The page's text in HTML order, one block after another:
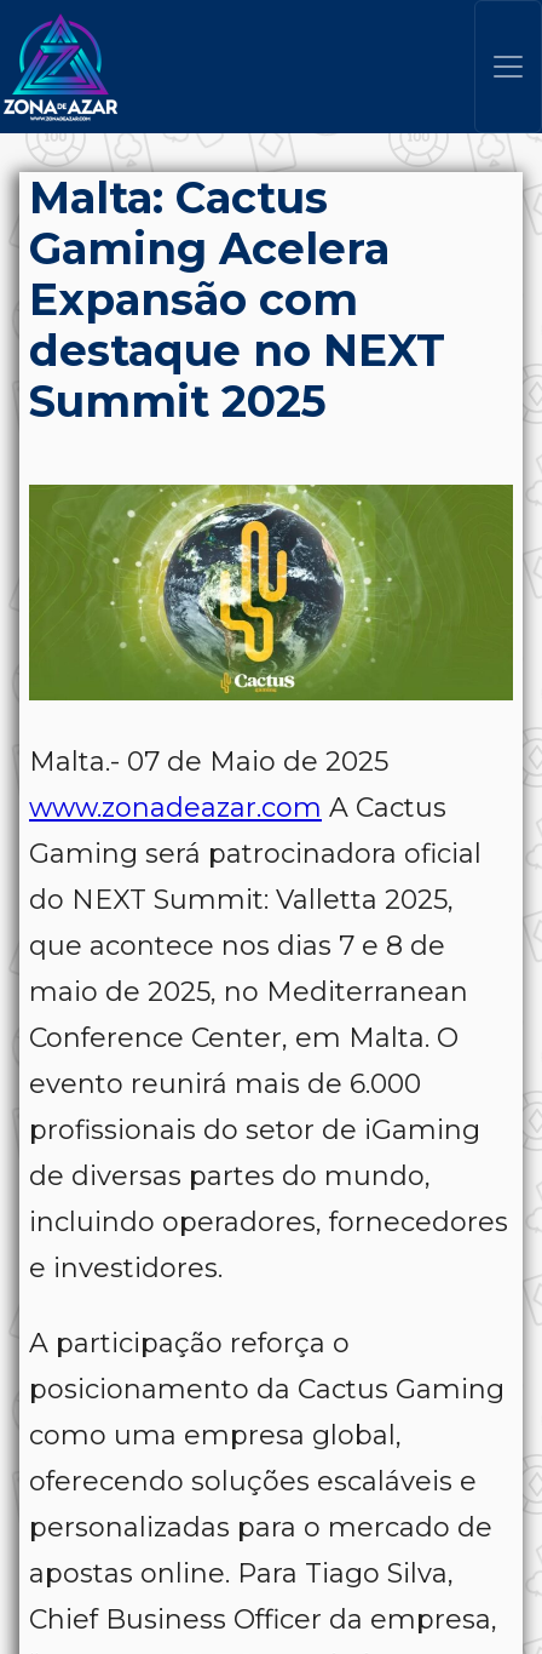
Malta: Cactus
Gaming Acelera
Expansão com
destaque no NEXT
Summit 2025
Malta.- 07 de Maio de 2025
www.zonadeazar.com A Cactus
Gaming será patrocinadora oficial
do NEXT Summit: Valletta 2025,
que acontece nos dias 7 e 8 de
maio de 2025, no Mediterranean
Conference Center, em Malta. O
evento reunirá mais de 6.000
profissionais do setor de iGaming
de diversas partes do mundo,
incluindo operadores, fornecedores
e investidores.
A participação reforça o
posicionamento da Cactus Gaming
como uma empresa global,
oferecendo soluções escaláveis e
personalizadas para o mercado de
apostas online. Para Tiago Silva,
Chief Business Officer da empresa,